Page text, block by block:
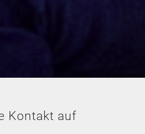
Kontakt auf